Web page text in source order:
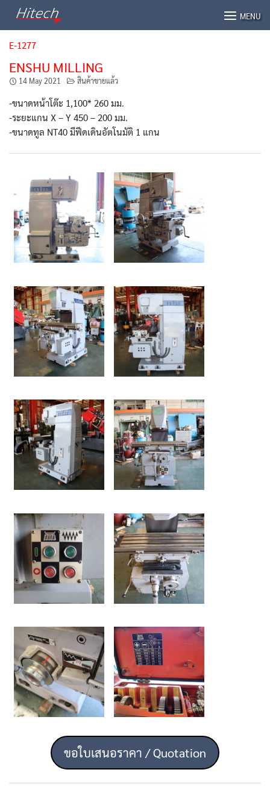
MENU
E-1277
ENSHU MILLING
14 May 2021 สินค้าขายแล้ว
-ขนาดหน้าโต๊ะ 1,100* 260 มม.
-ระยะแกน X – Y 450 – 200 มม.
-ขนาดทูล NT40 มีฟีดเดินอัตโนมัติ 1 แกน
ขอใบเสนอราคา / Quotation